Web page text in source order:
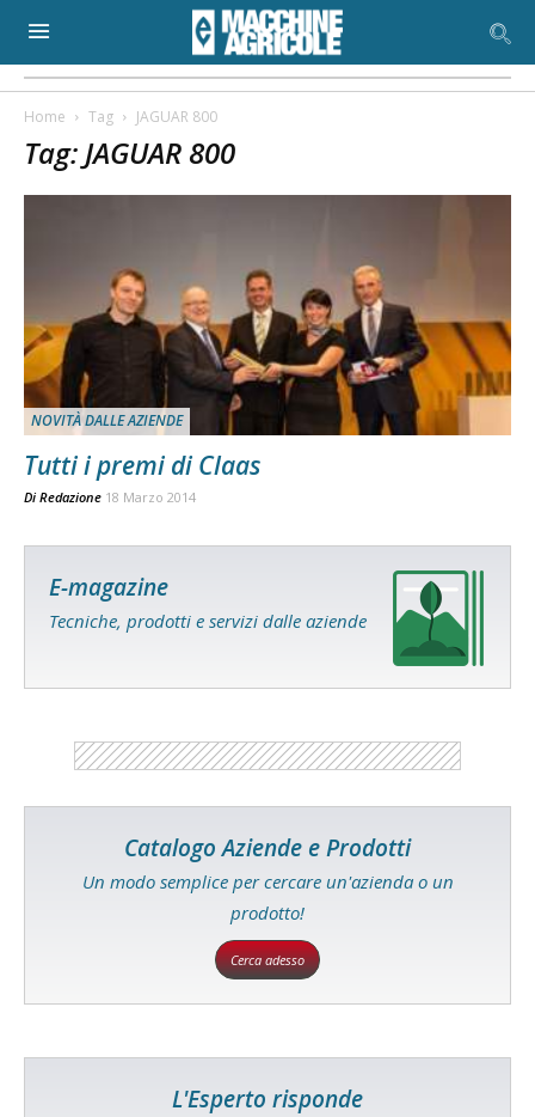
Home Tag JAGUAR 800
Tag: JAGUAR 800
NOVITÀ DALLE AZIENDE
Tutti i premi di Claas
Di Redazione 18 Marzo 2014
E-magazine
Tecniche, prodotti e servizi dalle aziende
Catalogo Aziende e Prodotti
Un modo semplice per cercare un'azienda o un
prodotto!
Cerca adesso
L'Esperto risponde